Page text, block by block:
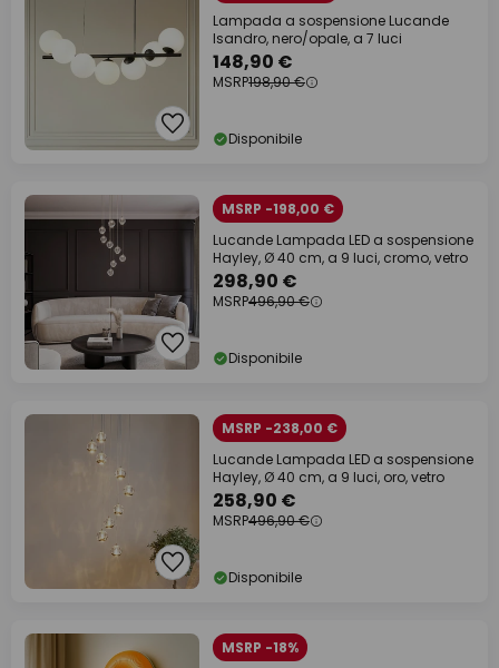
Lampada a sospensione Lucande
Isandro, nero/opale, a 7 luci
148,90 €
MSRP198,90 €
Disponibile
MSRP -198,00 €
Lucande Lampada LED a sospensione
Hayley, Ø 40 cm, a 9 luci, cromo, vetro
298,90 €
MSRP496,90 €
Disponibile
MSRP -238,00 €
Lucande Lampada LED a sospensione
Hayley, Ø 40 cm, a 9 luci, oro, vetro
258,90 €
MSRP496,90 €
Disponibile
MSRP -18%